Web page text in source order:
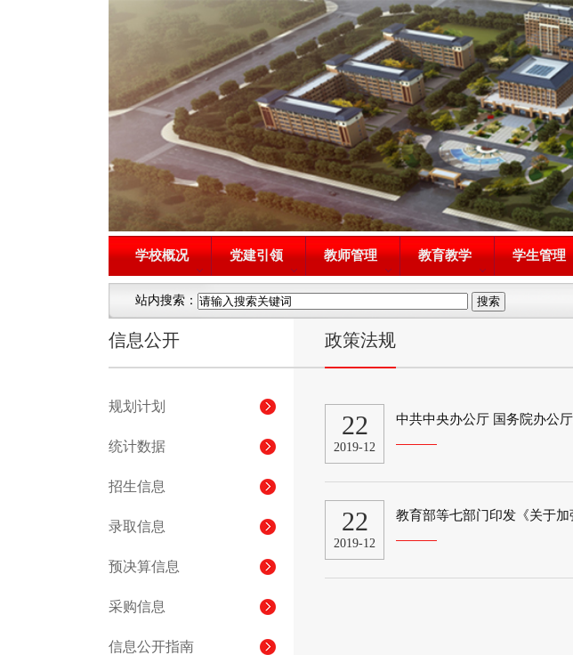
学校概况 党建引领 教师管理 教育教学 学生管理
站内搜索：
信息公开
规划计划
统计数据
招生信息
录取信息
预决算信息
采购信息
信息公开指南
政策法规
22
2019-12
中共中央办公厅 国务院办公
22
2019-12
教育部等七部门印发《关于